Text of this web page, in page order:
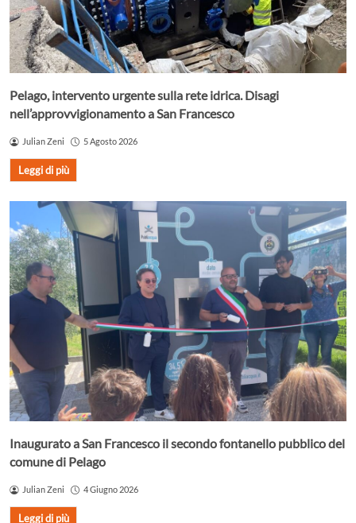
Pelago, intervento urgente sulla rete idrica. Disagi
nell’approvvigionamento a San Francesco
Julian Zeni 5 Agosto 2026
Leggi di più
Inaugurato a San Francesco il secondo fontanello pubblico del
comune di Pelago
Julian Zeni 4 Giugno 2026
Leggi di più